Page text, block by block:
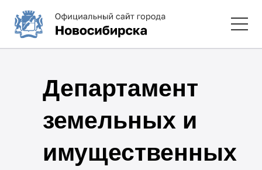
Департамент
земельных и
имущественных